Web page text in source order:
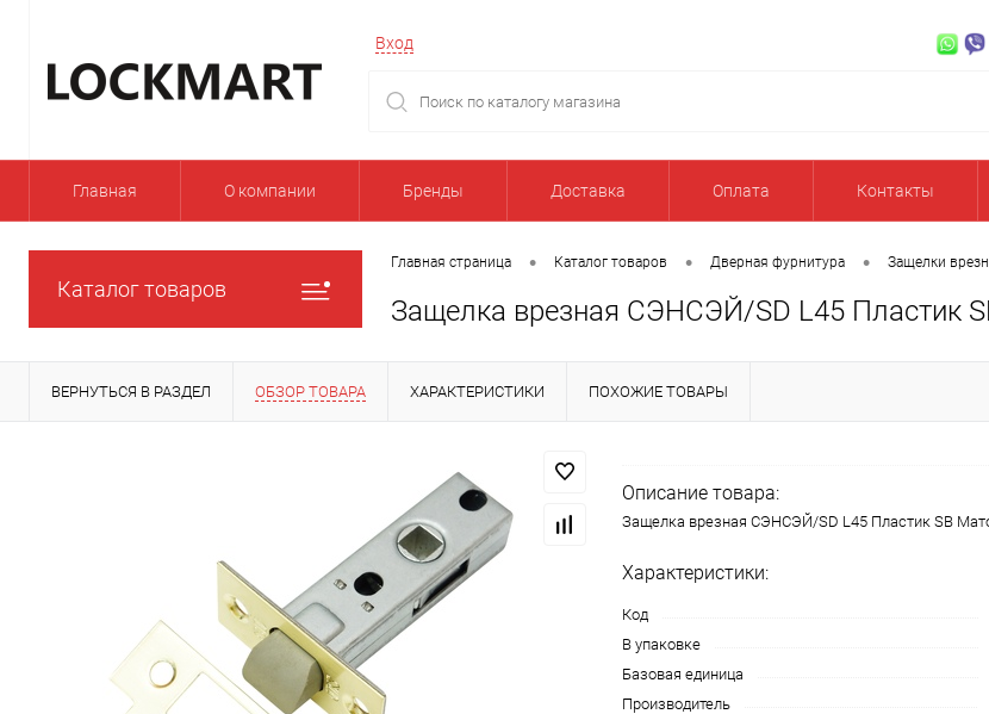
Вход
Главная О компании Бренды Доставка Оплата Контакты
Каталог товаров
Главная страница • Каталог товаров • Дверная фурнитура • Защелки
Защелка врезная СЭНСЭЙ/SD L45 Пластик
ВЕРНУТЬСЯ В РАЗДЕЛ ОБЗОР ТОВАРА ХАРАКТЕРИСТИКИ ПОХОЖИЕ ТОВАРЫ
Описание товара:
Защелка врезная СЭНСЭЙ/SD L45 Пластик SB
Характеристики:
Код
В упаковке
Базовая единица
Производитель